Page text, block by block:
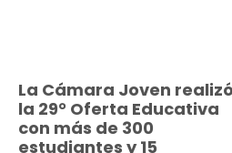
La Cámara Joven realizó
la 29° Oferta Educativa
con más de 300
estudiantes y 15